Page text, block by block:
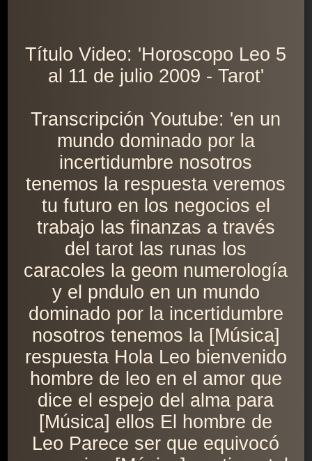
Título Video: 'Horoscopo Leo 5
al 11 de julio 2009 - Tarot'
Transcripción Youtube: 'en un
mundo dominado por la
incertidumbre nosotros
tenemos la respuesta veremos
tu futuro en los negocios el
trabajo las finanzas a través
del tarot las runas los
caracoles la geom numerología
y el pndulo en un mundo
dominado por la incertidumbre
nosotros tenemos la [Música]
respuesta Hola Leo bienvenido
hombre de leo en el amor que
dice el espejo del alma para
[Música] ellos El hombre de
Leo Parece ser que equivocó